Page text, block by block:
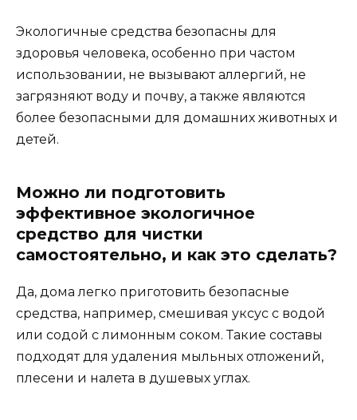
Экологичные средства безопасны для
здоровья человека, особенно при частом
использовании, не вызывают аллергий, не
загрязняют воду и почву, а также являются
более безопасными для домашних животных и
детей.
Можно ли подготовить
эффективное экологичное
средство для чистки
самостоятельно, и как это сделать?
Да, дома легко приготовить безопасные
средства, например, смешивая уксус с водой
или содой с лимонным соком. Такие составы
подходят для удаления мыльных отложений,
плесени и налета в душевых углах.